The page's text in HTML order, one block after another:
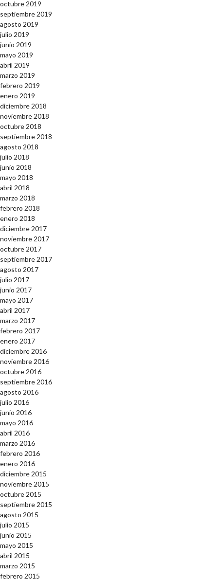
octubre 2019
septiembre 2019
agosto 2019
julio 2019
junio 2019
mayo 2019
abril 2019
marzo 2019
febrero 2019
enero 2019
diciembre 2018
noviembre 2018
octubre 2018
septiembre 2018
agosto 2018
julio 2018
junio 2018
mayo 2018
abril 2018
marzo 2018
febrero 2018
enero 2018
diciembre 2017
noviembre 2017
octubre 2017
septiembre 2017
agosto 2017
julio 2017
junio 2017
mayo 2017
abril 2017
marzo 2017
febrero 2017
enero 2017
diciembre 2016
noviembre 2016
octubre 2016
septiembre 2016
agosto 2016
julio 2016
junio 2016
mayo 2016
abril 2016
marzo 2016
febrero 2016
enero 2016
diciembre 2015
noviembre 2015
octubre 2015
septiembre 2015
agosto 2015
julio 2015
junio 2015
mayo 2015
abril 2015
marzo 2015
febrero 2015